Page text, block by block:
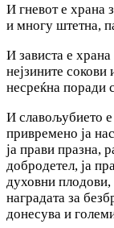
И гневот е храна
и многу штетна,
И зависта е
нејзините сокови
несреќна поради
И славољубието
привремено ја
ја прави празна,
добродетел, ја
духовни
наградата за
донесува и